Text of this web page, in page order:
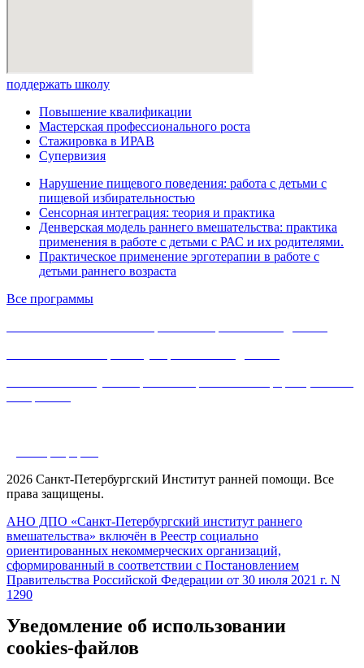
поддержать школу
Повышение квалификации
Мастерская профессионального роста
Стажировка в ИРАВ
Супервизия
Нарушение пищевого поведения: работа с детьми с
пищевой избирательностью
Сенсорная интеграция: теория и практика
Денверская модель раннего вмешательства: практика
применения в работе с детьми с РАС и их родителями.
Практическое применение эрготерапии в работе с
детьми раннего возраста
Все программы
2026 Санкт-Петербургский Институт ранней помощи. Все
права защищены.
АНО ДПО «Санкт-Петербургский институт раннего
вмешательства» включён в Реестр социально
ориентированных некоммерческих организаций,
сформированный в соответствии с Постановлением
Правительства Российской Федерации от 30 июля 2021 г. N
1290
Уведомление об использовании
cookies-файлов